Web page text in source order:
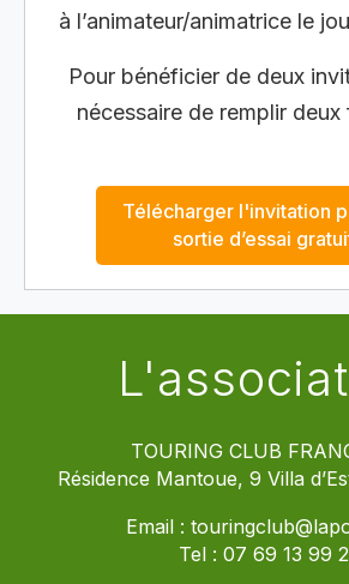
à l’animateur/animatrice le
Pour bénéficier de deux
nécessaire de remplir deux
Télécharger l'invitation
sortie d’essai
TOURING CLUB
Résidence Mantoue, 9 Villa
Email :
Tel : 07 69 13 99